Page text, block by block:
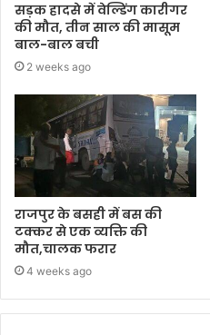
सड़क हादसे में वेल्डिंग कारीगर
की मौत, तीन साल की मासूम
बाल-बाल बची
2 weeks ago
राजपुर के बसही में बस की
टक्कर से एक व्यक्ति की
मौत,चालक फरार
4 weeks ago